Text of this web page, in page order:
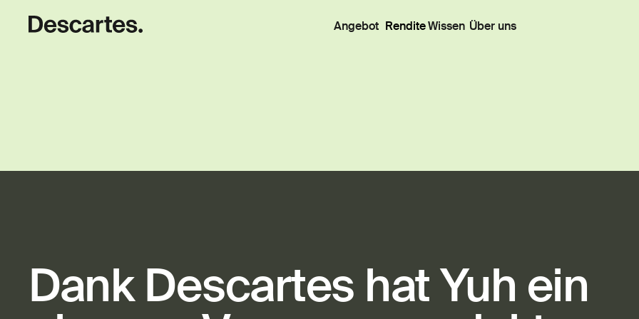
Angebot RenditeWissen Über uns
Dank Descartes hat Yuh ein